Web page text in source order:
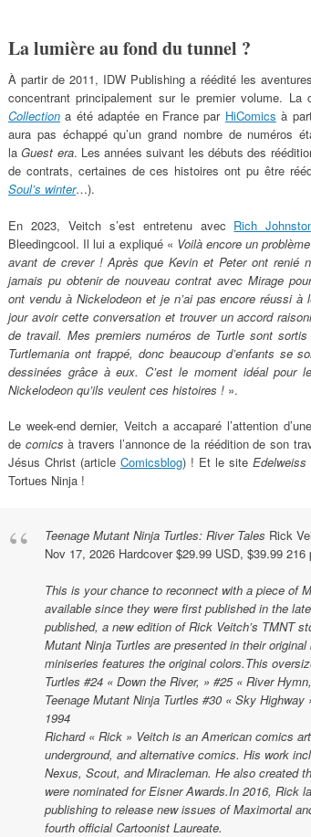
La lumière au fond du tunnel ?
À partir de 2011, IDW Publishing a réédité les
concentrant principalement sur le premier volume. La
Collection a été adaptée en France par HiComics à
aura pas échappé qu’un grand nombre de numéros
laGuest era. Les années suivant les débuts des
de contrats, certaines de ces histoires ont pu être
Soul’s winter…).
En 2023, Veitch s’est entretenu avec Rich
Bleedingcool. Il lui a expliqué « Voilà encore un
avant de crever ! Après que Kevin et Peter ont renié
jamais pu obtenir de nouveau contrat avec Mirage
ont vendu à Nickelodeon et je n’ai pas encore réussi à
jour avoir cette conversation et trouver un accord
de travail. Mes premiers numéros de Turtle sont
Turtlemania ont frappé, donc beaucoup d’enfants se
dessinées grâce à eux. C’est le moment idéal pour
Nickelodeon qu’ils veulent ces histoires ! ».
Le week-end dernier, Veitch a accaparé l’attention
de comics à travers l’annonce de la réédition de son
Jésus Christ (article Comicsblog) ! Et le site Edelweiss
Tortues Ninja !
Teenage Mutant Ninja Turtles: River Tales Rick
Nov 17, 2026 Hardcover $29.99 USD, $39.99 216
This is your chance to reconnect with a piece of
available since they were first published in the
published, a new edition of Rick Veitch’s TMNT
Mutant Ninja Turtles are presented in their
miniseries features the original colors.This
Turtles #24 « Down the River, » #25 « River
Teenage Mutant Ninja Turtles #30 « Sky
1994
Richard « Rick » Veitch is an American comics
underground, and alternative comics. His work
Nexus, Scout, and Miracleman. He also created
were nominated for Eisner Awards.In 2016, Rick
publishing to release new issues of Maximortal
fourth official Cartoonist Laureate.